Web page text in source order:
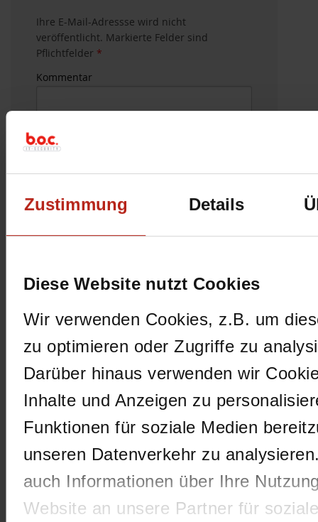
Zustimmung Details
Diese Website nutzt Cookies
Wir verwenden Cookies, z.B. um
zu optimieren oder Zugriffe zu
Darüber hinaus verwenden wir
Inhalte und Anzeigen zu
Funktionen für soziale Medien
unseren Datenverkehr zu
auch Informationen über Ihre
Website an unsere Partner für
Ihre E-Mail-Adressse wird nicht
veröffentlicht. Markierte Felder sind
Pflichtfelder *
Kommentar
Webseite
Name, E-Mail-Adresse und Website in
diesem Browser für meinen nächsten
Kommentar speichern.
Ich habe die Datenschutzbestimmungen